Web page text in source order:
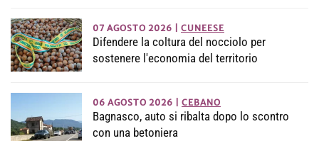
07 AGOSTO 2026 CUNEESE
Difendere la coltura del nocciolo per
sostenere l'economia del territorio
06 AGOSTO 2026 CEBANO
Bagnasco, auto si ribalta dopo lo scontro
con una betoniera